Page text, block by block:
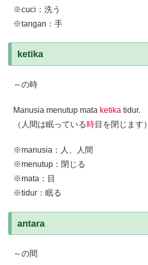
※cuci：洗う
※tangan：手
ketika
～の時
Manusia menutup mata ketika tidur.
（人間は眠っている時目を閉じます）
※manusia：人、人間
※menutup：閉じる
※mata：目
※tidur：眠る
antara
～の間